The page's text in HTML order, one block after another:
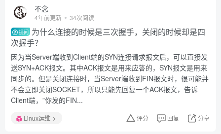
不念
4年前更新 34次阅读
提问 为什么连接的时候是三次握手，关闭的时候却是四
次握手？
因为当Server端收到Client端的SYN连接请求报文后，可以直接发
送SYN+ACK报文。其中ACK报文是用来应答的，SYN报文是用来
同步的。但是关闭连接时，当Server端收到FIN报文时，很可能并
不会立即关闭SOCKET，所以只能先回复一个ACK报文，告诉
Client端，”你发的FIN...
Linux运维 评分 回复 分享